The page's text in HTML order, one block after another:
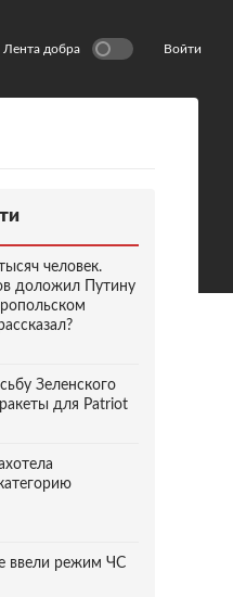
Лента добра Войти
человек.
доложил Путину
Зеленского
для Patriot
ввели режим ЧС